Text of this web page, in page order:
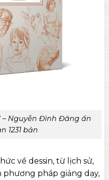
– Nguyễn Đình Đăng ấn
1231 bản
về dessin, từ lịch sử,
pháp giảng dạy,